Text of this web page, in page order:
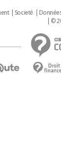
Societé
©